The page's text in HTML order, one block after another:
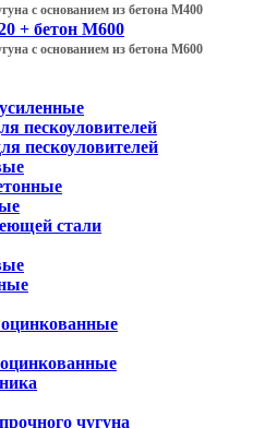
с основанием из бетона М400
+ бетон М600
с основанием из бетона М600
пескоуловителей
пескоуловителей
стали
чугуна